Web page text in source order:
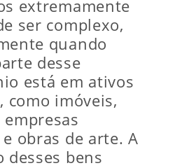
extremamente
ser complexo,
quando
desse
está em ativos
como imóveis,
empresas
obras de arte. A
desses bens